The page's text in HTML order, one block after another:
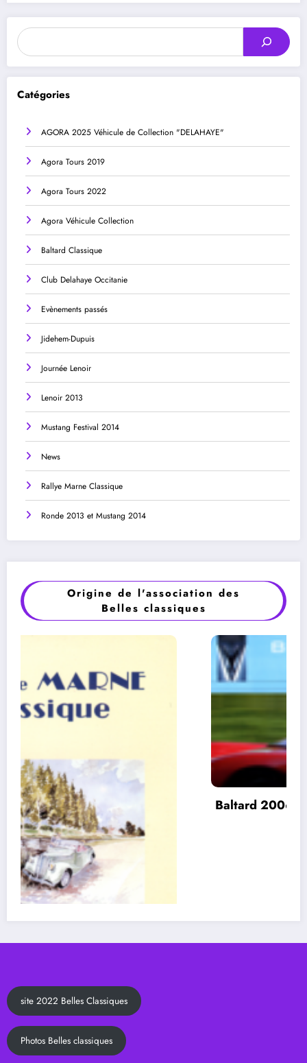
Rechercher
Catégories
AGORA 2025 Véhicule de Collection "DELAHAYE"
Agora Tours 2019
Agora Tours 2022
Agora Véhicule Collection
Baltard Classique
Club Delahaye Occitanie
Evènements passés
Jidehem-Dupuis
Journée Lenoir
Lenoir 2013
Mustang Festival 2014
News
Rallye Marne Classique
Ronde 2013 et Mustang 2014
Origine de l'association des
Belles classiques
Baltard 2006
site 2022 Belles Classiques
site 2014 Mustang Festival